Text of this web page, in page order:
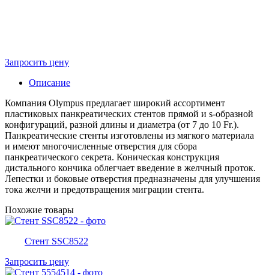
Запросить цену
Описание
Компания Olympus предлагает широкий ассортимент
пластиковых панкреатических стентов прямой и s-образной
конфигураций, разной длины и диаметра (от 7 до 10 Fr.).
Панкреатические стенты изготовлены из мягкого материала
и имеют многочисленные отверстия для сбора
панкреатического секрета. Коническая конструкция
дистального кончика облегчает введение в желчный проток.
Лепестки и боковые отверстия предназначены для улучшения
тока желчи и предотвращения миграции стента.
Похожие товары
Стент SSC8522
Запросить цену